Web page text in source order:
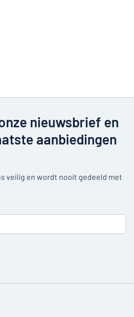
nieuwsbrief en
aanbiedingen
veilig en wordt nooit gedeeld met